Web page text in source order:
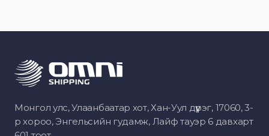
Монгол улс, Улаанбаатар хот, Хан-Уул дүүрэг, 17060, 3-
р хороо, Энгельсийн гудамж, Лайф тауэр 6 давхарт